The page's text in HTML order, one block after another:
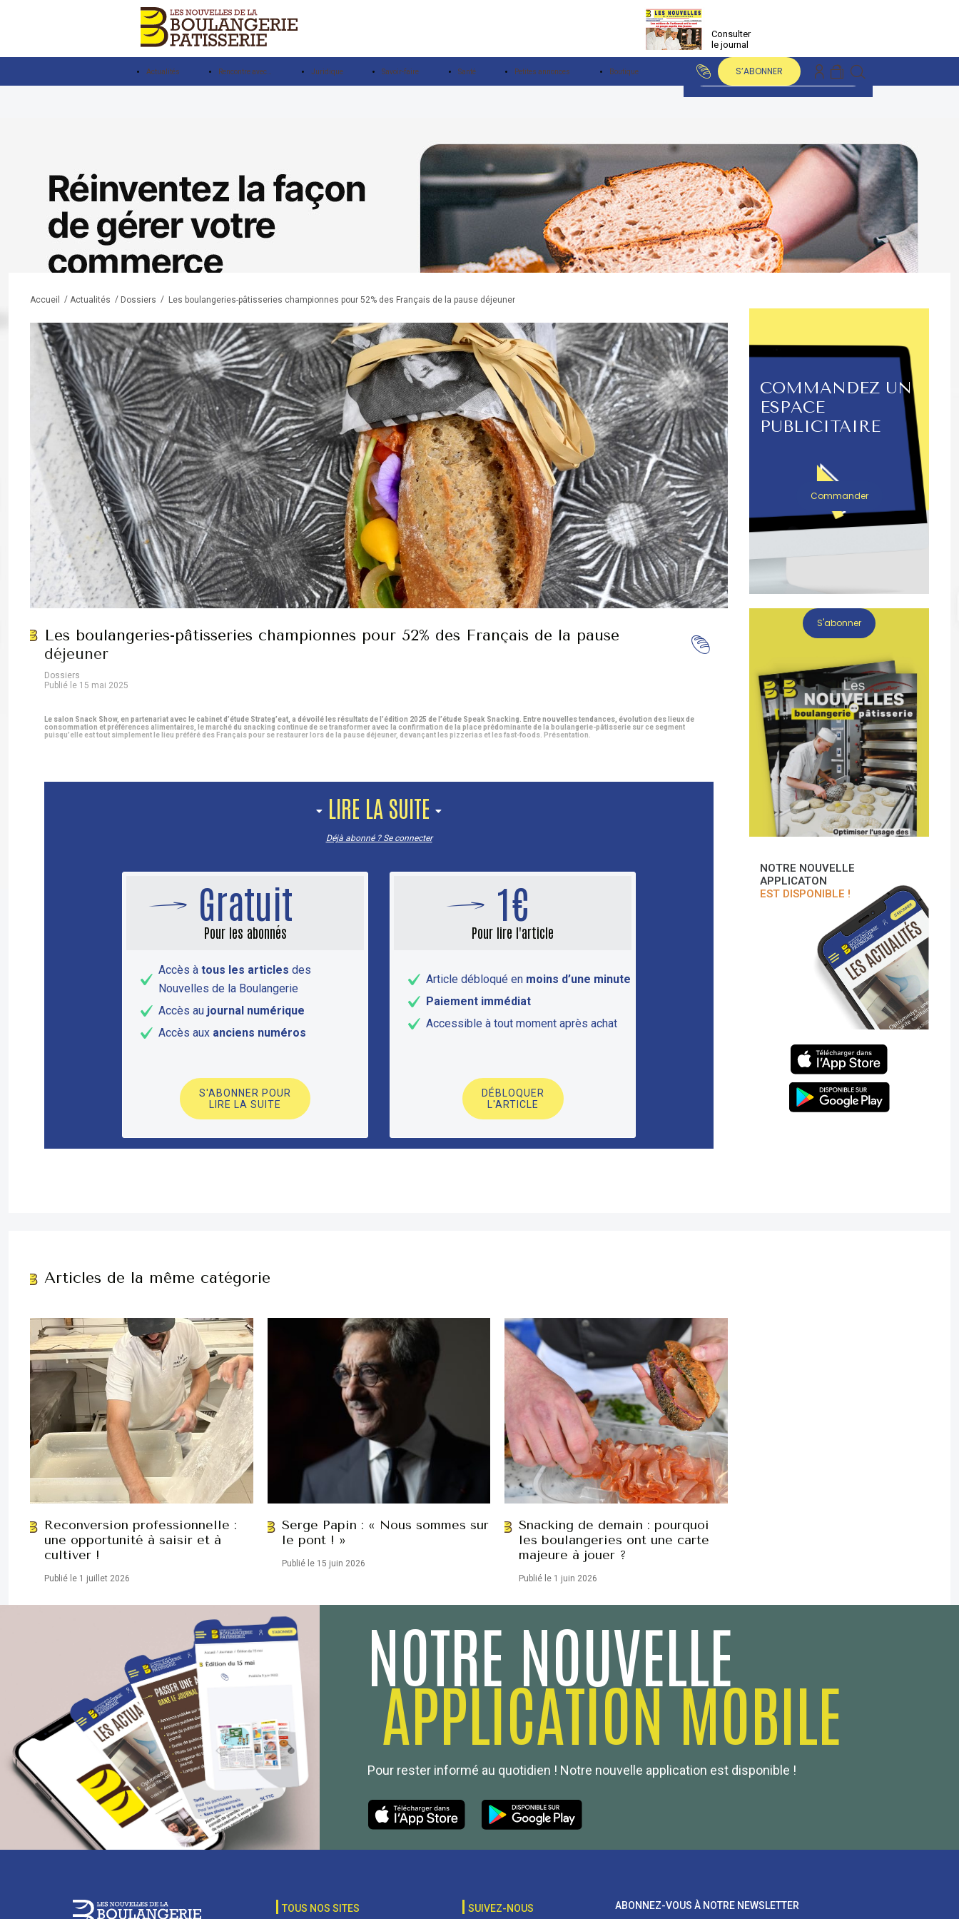
Consulter
le journal
Actualités Rencontre avec… Juridique Savoir-faire Santé Petites annonces Boutique S’ABONNER
Accueil / Actualités / Dossiers / Les boulangeries-pâtisseries championnes pour 52% des Français de la pause déjeuner
Les boulangeries-pâtisseries championnes pour 52% des Français de la pause
déjeuner
Dossiers
Publié le 15 mai 2025
Le salon Snack Show, en partenariat avec le cabinet d’étude Strateg’eat, a dévoilé les résultats de l’édition 2025 de l’étude Speak Snacking. Entre nouvelles tendances, évolution des lieux de
consommation et préférences alimentaires, le marché du snacking continue de se transformer avec la confirmation de la place prédominante de la boulangerie-pâtisserie sur ce segment
puisqu’elle est tout simplement le lieu préféré des Français pour se restaurer lors de la pause déjeuner, devançant les pizzerias et les fast-foods. Présentation.
LIRE LA SUITE
Déjà abonné ? Se connecter
Gratuit
Pour les abonnés
Accès à tous les articles des
Nouvelles de la Boulangerie
Accès au journal numérique
Accès aux anciens numéros
S'ABONNER POUR
LIRE LA SUITE
1€
Pour lire l'article
Article débloqué en moins d’une minute
Paiement immédiat
Accessible à tout moment après achat
DÉBLOQUER
L'ARTICLE
COMMANDEZ UN
ESPACE
PUBLICITAIRE
Commander
S'abonner
NOTRE NOUVELLE
APPLICATON
EST DISPONIBLE !
Articles de la même catégorie
Reconversion professionnelle :
une opportunité à saisir et à
cultiver !
Publié le 1 juillet 2026
Serge Papin : « Nous sommes sur
le pont ! »
Publié le 15 juin 2026
Snacking de demain : pourquoi
les boulangeries ont une carte
majeure à jouer ?
Publié le 1 juin 2026
NOTRE NOUVELLE
APPLICATION MOBILE
Pour rester informé au quotidien ! Notre nouvelle application est disponible !
TOUS NOS SITES SUIVEZ-NOUS ABONNEZ-VOUS À NOTRE NEWSLETTER